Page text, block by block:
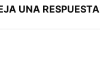
UNA RESPUESTA